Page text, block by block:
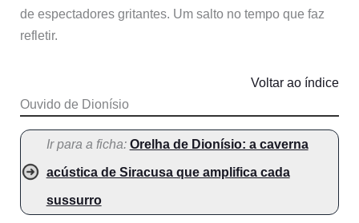
de espectadores gritantes. Um salto no tempo que faz
refletir.
Ouvido de Dionísio
Voltar ao índice
Ir para a ficha: Orelha de Dionísio: a caverna
acústica de Siracusa que amplifica cada
sussurro